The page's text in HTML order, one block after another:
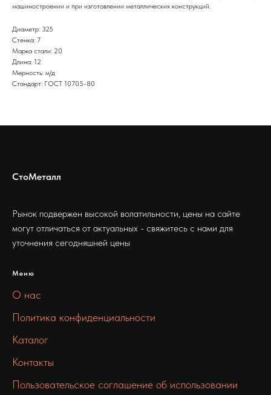
машиностроении и при изготовлении металлических конструкций.
Диаметр: 325
Стенка: 7
Марка стали: 20
Длина: 12
Мерность: м/д
Стандарт: ГОСТ 10705-80
СтоМеталл
Рынок подвержен высокой волатильности, цены на сайте
могут отличаться от актуальных - свяжитесь с нами для
уточнения сегодняшней цены
Меню
О нас
Политика конфиденциальности
Каталог
Контакты
Пользовательское соглашение об использовании